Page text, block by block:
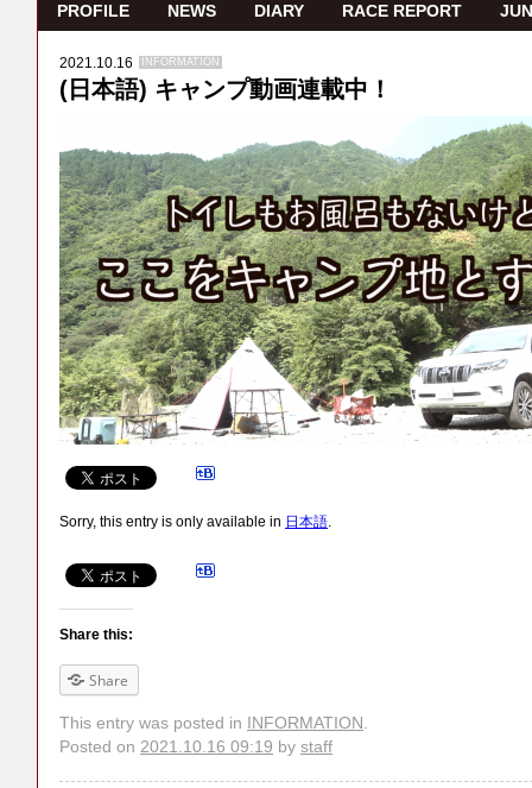
PROFILE NEWS DIARY RACE REPORT
2021.10.16 INFORMATION
(日本語) キャンプ動画連載中！
Sorry, this entry is only available in 日本語.
Share this:
Share
This entry was posted in INFORMATION.
Posted on 2021.10.16 09:19 by staff